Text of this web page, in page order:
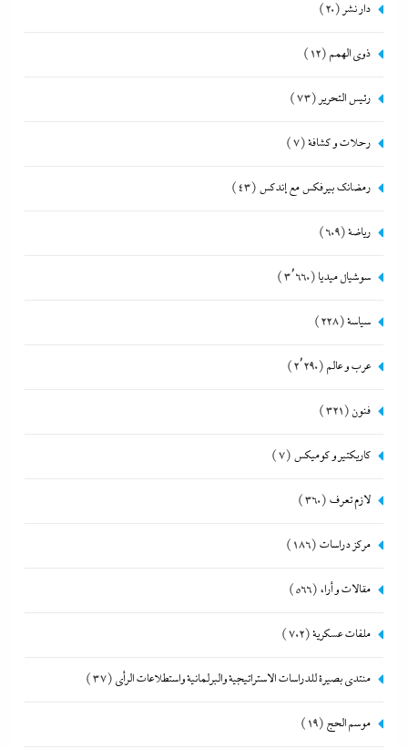
دار نشر (20)
ذوى الهمم (12)
رئيس التحرير (73)
رحلات و كشافة(7)
رمضانك بيرفكس مع إندكس (43)
رياضة(609)
سوشيال ميديا (3٬660)
سياسة(228)
عرب و عالم (2٬290)
فنون (321)
كاريكتير و كوميكس (7)
لازم تعرف (360)
مركز دراسات (186)
مقالات و أراء (566)
ملفات عسكرية(702)
منتدى بصيرة للدراسات الاستراتيجية والبرلمانية واستطلاعات الرأى (37)
موسم الحج (19)